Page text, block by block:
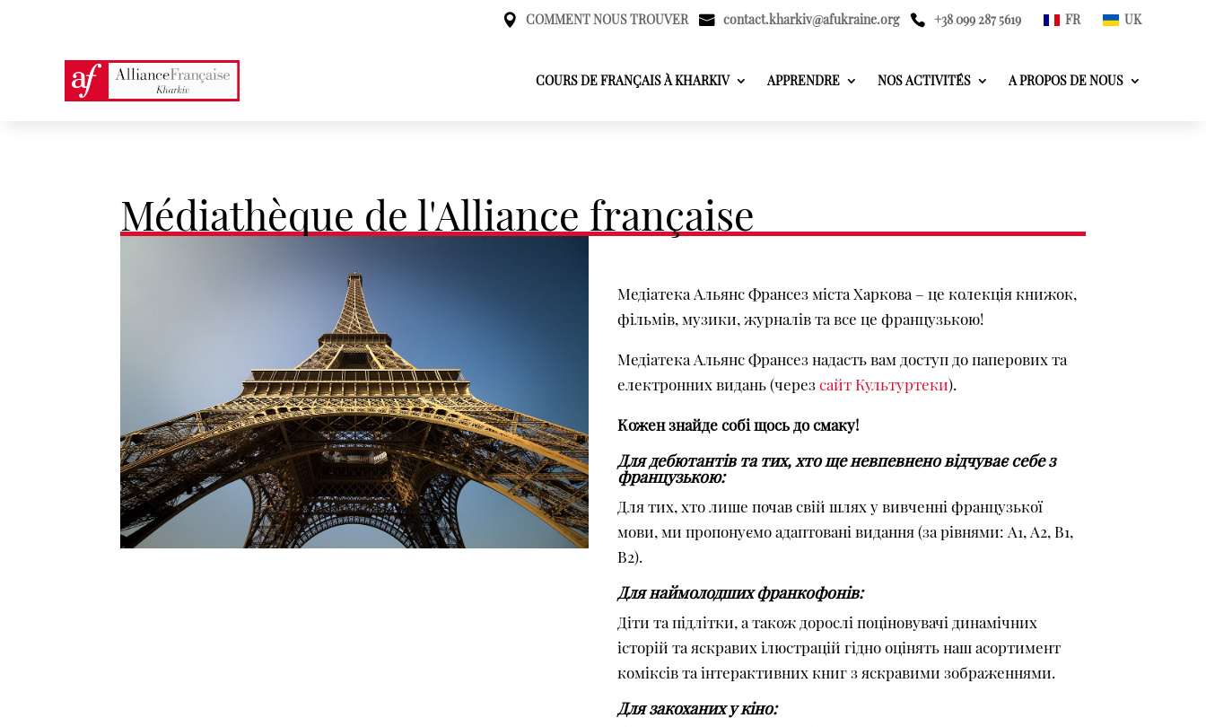
COMMENT NOUS TROUVER contact.kharkiv@afukraine.org +38 099 287 5619 FR UK
COURS DE FRANÇAIS À KHARKIV APPRENDRE NOS ACTIVITÉS A PROPOS DE NOUS
Médiathèque de l'Alliance française
Медіатека Альянс Франсез міста Харкова – це колекція книжок,
фільмів, музики, журналів та все це французькою!
Медіатека Альянс Франсез надасть вам доступ до паперових та
електронних видань (черезсайт Культуртеки).
Кожен знайде собі щось до смаку!
Для дебютантів та тих, хто ще невпевнено відчуває себе з
французькою:
Для тих, хто лише почав свій шлях у вивченні французької
мови, ми пропонуємо адаптовані видання (за рівнями: А1, А2, В1,
В2).
Для наймолодших франкофонів:
Діти та підлітки, а також дорослі поціновувачі динамічних
історій та яскравих ілюстрацій гідно оцінять наш асортимент
коміксів та інтерактивних книг з яскравими зображеннями.
Для закоханих у кіно: